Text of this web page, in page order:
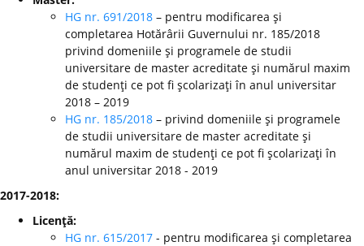
HG nr. 691/2018 – pentru modificarea şi
completarea Hotărârii Guvernului nr. 185/2018
privind domeniile şi programele de studii
universitare de master acreditate şi numărul maxim
de studenţi ce pot fi şcolarizaţi în anul universitar
2018 – 2019
HG nr. 185/2018 – privind domeniile şi programele
de studii universitare de master acreditate şi
numărul maxim de studenţi ce pot fi şcolarizaţi în
anul universitar 2018 - 2019
2017-2018:
Licenţă:
HG nr. 615/2017 - pentru modificarea şi completarea